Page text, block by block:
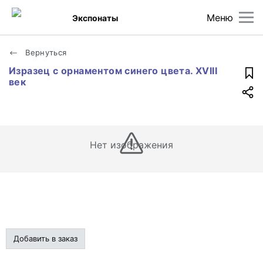
Меню
Экспонаты
Вернуться
Изразец с орнаментом синего цвета. XVIII
век
Нет изображения
Добавить в заказ